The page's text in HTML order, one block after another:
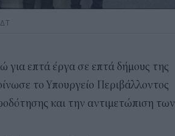
για επτά έργα σε επτά δήμους της
το Υπουργείο Περιβάλλοντος
και την αντιμετώπιση των